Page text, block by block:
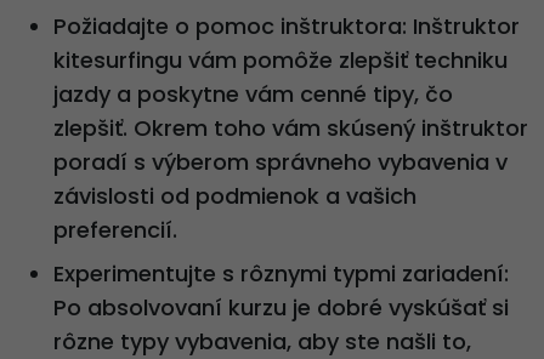
Požiadajte o pomoc inštruktora: Inštruktor
kitesurfingu vám pomôže zlepšiť techniku
jazdy a poskytne vám cenné tipy, čo
zlepšiť. Okrem toho vám skúsený inštruktor
poradí s výberom správneho vybavenia v
závislosti od podmienok a vašich
preferencií.
Experimentujte s rôznymi typmi zariadení:
Po absolvovaní kurzu je dobré vyskúšať si
rôzne typy vybavenia, aby ste našli to,